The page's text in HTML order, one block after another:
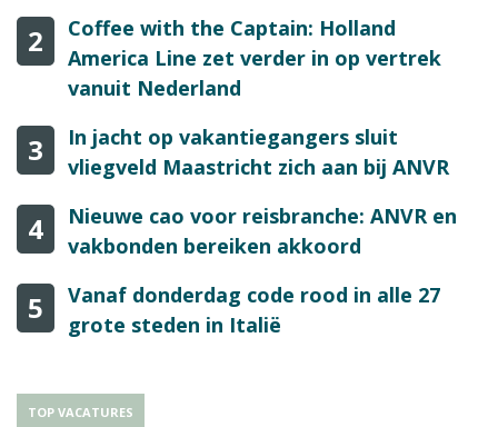
2
Coffee with the Captain: Holland
America Line zet verder in op vertrek
vanuit Nederland
3
In jacht op vakantiegangers sluit
vliegveld Maastricht zich aan bij ANVR
4
Nieuwe cao voor reisbranche: ANVR en
vakbonden bereiken akkoord
5
Vanaf donderdag code rood in alle 27
grote steden in Italië
TOP VACATURES